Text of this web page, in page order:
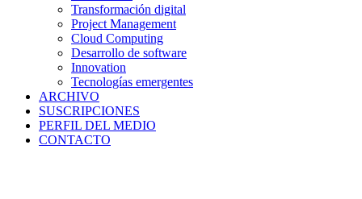
Transformación digital
Project Management
Cloud Computing
Desarrollo de software
Innovation
Tecnologías emergentes
ARCHIVO
SUSCRIPCIONES
PERFIL DEL MEDIO
CONTACTO